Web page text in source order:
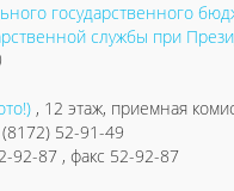
государственного
службы при
, 12 этаж, приемная
52-91-49
87 , факс 52-92-87